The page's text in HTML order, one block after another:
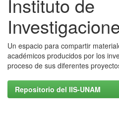
Instituto de
Un espacio para compartir
académicos producidos por los
proceso de sus diferentes
Repositorio del IIS-UNAM